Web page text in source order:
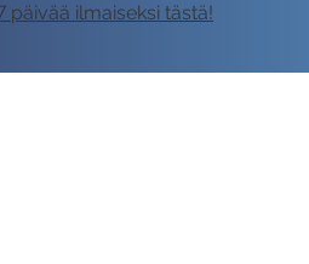
päivää ilmaiseksi tästä!